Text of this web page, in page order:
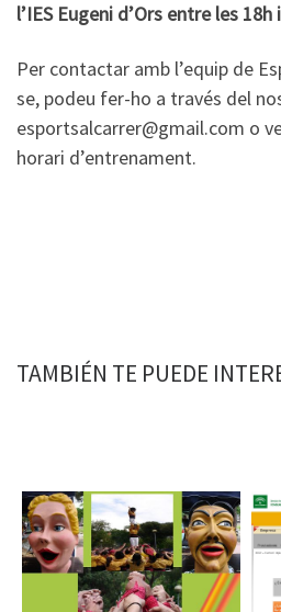
l’IES Eugeni d’Ors entre les 18h
Per contactar amb l’equip de
se, podeu fer-ho a través del
esportsalcarrer@gmail.com o
horari d’entrenament.
TAMBIÉN TE PUEDE